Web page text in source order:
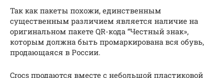
Так как пакеты похожи, единственным
существенным различием является наличие на
оригинальном пакете QR-кода “Честный знак»,
которым должна быть промаркирована вся обувь,
продающаяся в России.
Crocs продаются вместе с небольшой пластиковой